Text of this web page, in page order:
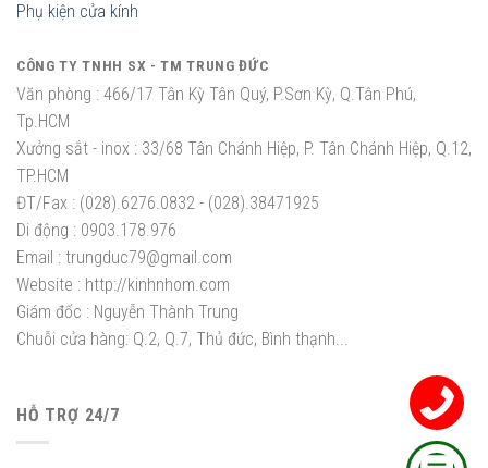
Phụ kiện cửa kính
CÔNG TY TNHH SX - TM TRUNG ĐỨC
Văn phòng : 466/17 Tân Kỳ Tân Quý, P.Sơn Kỳ, Q.Tân Phú,
Tp.HCM
Xưởng sắt - inox : 33/68 Tân Chánh Hiệp, P. Tân Chánh Hiệp, Q.12,
TP.HCM
ĐT/Fax : (028).6276.0832 - (028).38471925
Di động : 0903.178.976
Email : trungduc79@gmail.com
Website : http://kinhnhom.com
Giám đốc : Nguyễn Thành Trung
Chuỗi cửa hàng: Q.2, Q.7, Thủ đức, Bình thạnh...
HỖ TRỢ 24/7